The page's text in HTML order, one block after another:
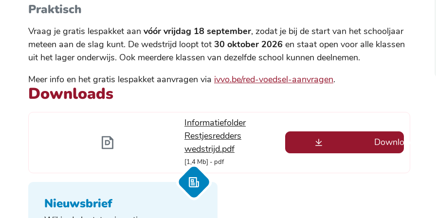
Praktisch
Vraag je gratis lespakket aan vóór vrijdag 18 september, zodat je bij de start van het schooljaar
meteen aan de slag kunt. De wedstrijd loopt tot 30 oktober 2026 en staat open voor alle klassen
uit het lager onderwijs. Ook meerdere klassen van dezelfde school kunnen deelnemen.
Meer info en het gratis lespakket aanvragen via ivvo.be/red-voedsel-aanvragen.
Downloads
Informatiefolder
Restjesredders
wedstrijd.pdf
1,4 Mb pdf
Downloaden
Nieuwsbrief